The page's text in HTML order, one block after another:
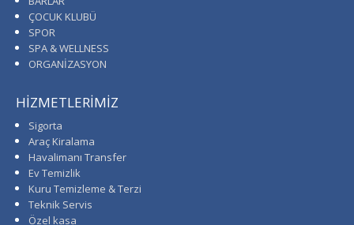
ÇOCUK KLUBÜ
SPOR
SPA & WELLNESS
ORGANİZASYON
HİZMETLERİMİZ
Sigorta
Araç Kiralama
Havalimanı Transfer
Ev Temizlik
Kuru Temizleme & Terzi
Teknik Servis
Özel kasa